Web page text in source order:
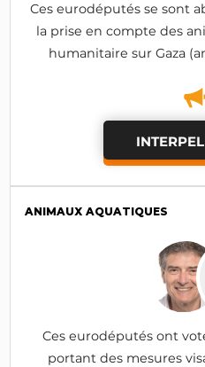
Ces eurodéputés se sont
la prise en compte des
humanitaire sur Gaza
ANIMAUX AQUATIQUES
Ces eurodéputés ont
portant des mesures